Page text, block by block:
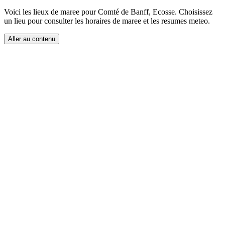
Voici les lieux de maree pour Comté de Banff, Ecosse. Choisissez
un lieu pour consulter les horaires de maree et les resumes meteo.
Aller au contenu